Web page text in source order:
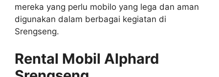
mereka yang perlu mobilo yang lega dan aman
digunakan dalam berbagai kegiatan di
Srengseng.
Rental Mobil Alphard